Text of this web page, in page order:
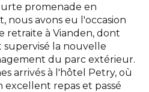
promenade en
nous avons eu l'occasion
retraite à Vianden, dont
supervisé la nouvelle
du parc extérieur.
arrivés à l'hôtel Petry, où
excellent repas et passé